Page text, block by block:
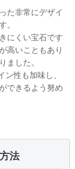
た非常にデザイ
。
にくい宝石です
高いこともあり
ました。
性も加味し、
できるよう努め
法